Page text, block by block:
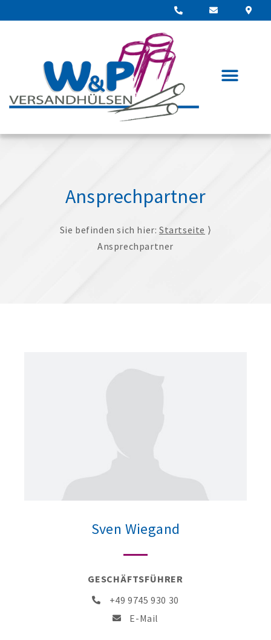
Ansprechpartner
Sie befinden sich hier:Startseite ⟩
Ansprechpartner
Sven Wiegand
GESCHÄFTSFÜHRER
+49 9745 930 30
E-Mail